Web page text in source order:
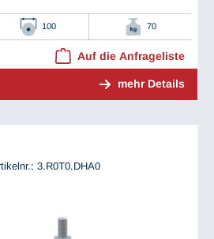
100 70
Auf die Anfrageliste
mehr Details
3.R0T0.DHA0